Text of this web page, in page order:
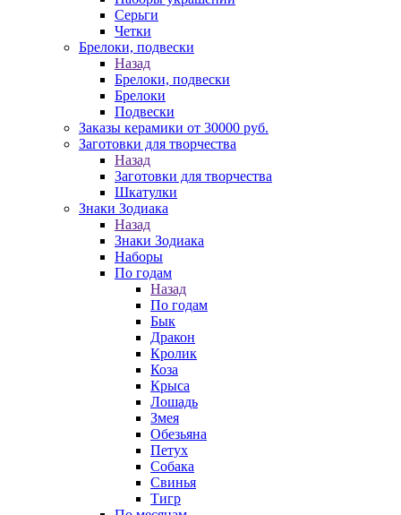
Серьги
Четки
Брелоки, подвески
Назад
Брелоки, подвески
Брелоки
Подвески
Заказы керамики от 30000 руб.
Заготовки для творчества
Назад
Заготовки для творчества
Шкатулки
Знаки Зодиака
Назад
Знаки Зодиака
Наборы
По годам
Назад
По годам
Бык
Дракон
Кролик
Коза
Крыса
Лошадь
Змея
Обезьяна
Петух
Собака
Свинья
Тигр